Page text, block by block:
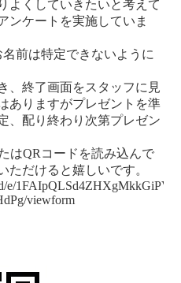
よくしていきたいと考えて
ンケートを実施していま
前は特定できないように
、終了画面をスタッフに見
ありますがプレゼントを準
、配り終わり次第プレゼン
はQRコードを読み込んで
ただけると嬉しいです。
d/e/
viewform